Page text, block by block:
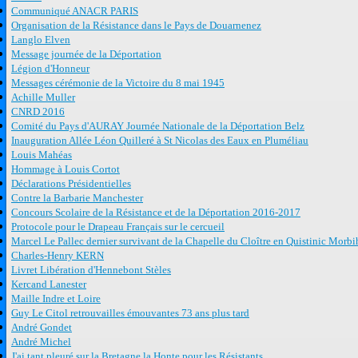
Communiqué ANACR PARIS
Organisation de la Résistance dans le Pays de Douarnenez
Langlo Elven
Message journée de la Déportation
Légion d'Honneur
Messages cérémonie de la Victoire du 8 mai 1945
Achille Muller
CNRD 2016
Comité du Pays d'AURAY Journée Nationale de la Déportation Belz
Inauguration Allée Léon Quilleré à St Nicolas des Eaux en Pluméliau
Louis Mahéas
Hommage à Louis Cortot
Déclarations Présidentielles
Contre la Barbarie Manchester
Concours Scolaire de la Résistance et de la Déportation 2016-2017
Protocole pour le Drapeau Français sur le cercueil
Marcel Le Pallec dernier survivant de la Chapelle du Cloître en Quistinic
Charles-Henry KERN
Livret Libération d'Hennebont Stèles
Kercand Lanester
Maille Indre et Loire
Guy Le Citol retrouvailles émouvantes 73 ans plus tard
André Gondet
André Michel